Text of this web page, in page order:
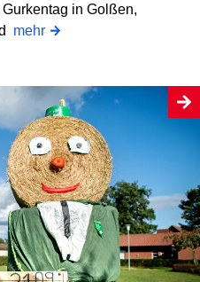
in Golßen,
mehr